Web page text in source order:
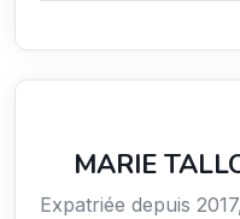
MARIE
Expatriée depuis